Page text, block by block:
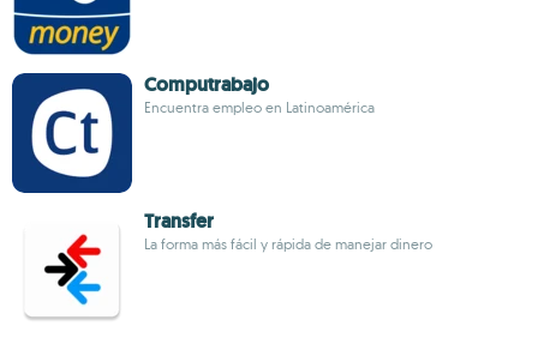
Computrabajo
Encuentra empleo en Latinoamérica
Transfer
La forma más fácil y rápida de manejar dinero